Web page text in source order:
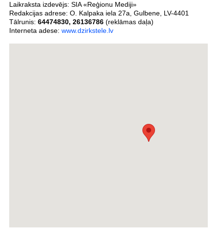
Laikraksta izdevējs: SIA «Reģionu Mediji»
Redakcijas adrese: O. Kalpaka iela 27a Gulbene, LV-4401
Tālrunis: 64474830, 26136786(reklāmas daļa)
Interneta adese: www.dzirkstele.lv